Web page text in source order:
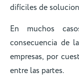
difíciles de
En muchos
consecuencia de
empresas, por
entre las partes.